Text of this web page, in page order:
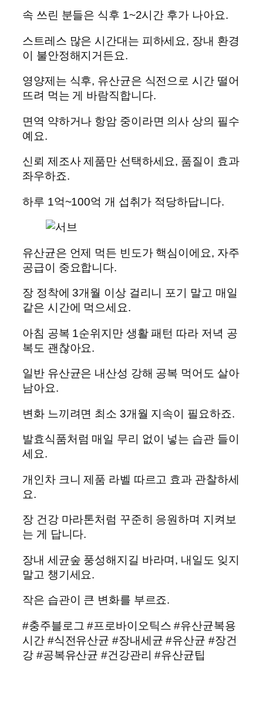
속 쓰린 분들은 식후 1~2시간 후가 나아요.
스트레스 많은 시간대는 피하세요, 장내 환경
이 불안정해지거든요.
영양제는 식후, 유산균은 식전으로 시간 떨어
뜨려 먹는 게 바람직합니다.
면역 약하거나 항암 중이라면 의사 상의 필수
예요.
신뢰 제조사 제품만 선택하세요, 품질이 효과
좌우하죠.
하루 1억~100억 개 섭취가 적당하답니다.
유산균은 언제 먹든 빈도가 핵심이에요, 자주
공급이 중요합니다.
장 정착에 3개월 이상 걸리니 포기 말고 매일
같은 시간에 먹으세요.
아침 공복 1순위지만 생활 패턴 따라 저녁 공
복도 괜찮아요.
일반 유산균은 내산성 강해 공복 먹어도 살아
남아요.
변화 느끼려면 최소 3개월 지속이 필요하죠.
발효식품처럼 매일 무리 없이 넣는 습관 들이
세요.
개인차 크니 제품 라벨 따르고 효과 관찰하세
요.
장 건강 마라톤처럼 꾸준히 응원하며 지켜보
는 게 답니다.
장내 세균숲 풍성해지길 바라며, 내일도 잊지
말고 챙기세요.
작은 습관이 큰 변화를 부르죠.
#충주블로그 #프로바이오틱스 #유산균복용
시간 #식전유산균 #장내세균 #유산균 #장건
강 #공복유산균 #건강관리 #유산균팁